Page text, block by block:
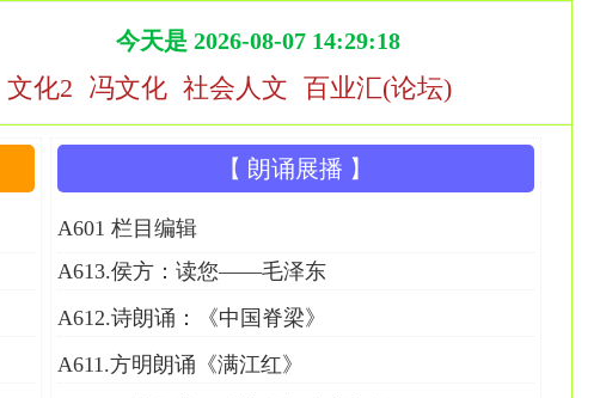
今天是 2026-08-07 14:29:18
文化2 冯文化 社会人文 百业汇(论坛)
【 朗诵展播 】
A601 栏目编辑
A613.侯方：读您——毛泽东
A612.诗朗诵：《中国脊梁》
A611.方明朗诵《满江红》